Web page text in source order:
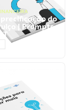
precificação do
| Prompts